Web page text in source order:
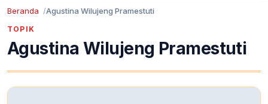
Beranda Agustina Wilujeng Pramestuti
TOPIK
Agustina Wilujeng Pramestuti